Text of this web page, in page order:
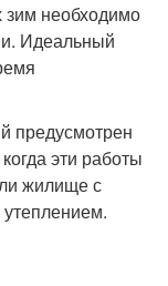
зим необходимо
Идеальный
предусмотрен
эти работы
жилище с